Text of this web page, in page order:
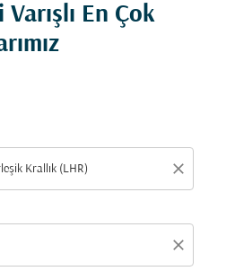
En Çok
close
close
güncellemeyi deneyin